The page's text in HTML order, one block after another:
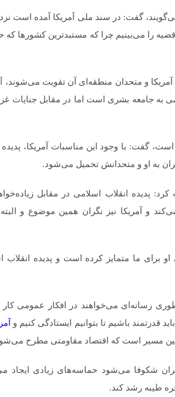
گفت: در سند ملی آمریکا آمده است
را می‌بینیم چرا که مستبدترین کشورها که
و متحدان منطقه‌ای آن تقویت می‌شوند،
به جامعه بشری است اما در مقابل جنایات
است، گفت: با وجود این مناسبات آمریکا، پدیده
به او و متحدانش تحمیل می‌شود.
پدیده انقلاب اسلامی در مقابل
و آمریکا نیز نگران همین موضوع و البته
برای ما متمایز کرده است و پدیده انقلاب
رسانه‌ای می‌خواهند در افکار عمومی کار
قدرتمند باشیم تا بتوانیم ایستادگی کنیم و
مسیر است که اقتصاد مقاومتی مطرح
شکوفا می‌شود حماسه‌های زیادی ایجاد
طیبه رشد کند.